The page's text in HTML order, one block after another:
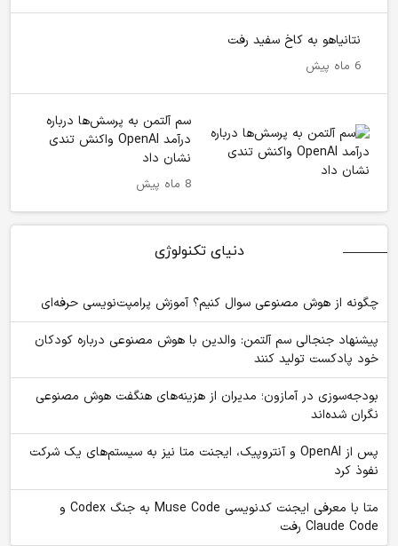
نتانیاهو به کاخ سفید رفت
6 ماه پیش
سم آلتمن به پرسش‌ها درباره
درآمد OpenAI واکنش تندی
نشان داد
8 ماه پیش
دنیای تکنولوژی
چگونه از هوش مصنوعی سوال کنیم؟ آموزش پرامپت‌نویسی حرفه‌ای
پیشنهاد جنجالی سم آلتمن: والدین با هوش مصنوعی درباره کودکان
خود پادکست تولید کنند
بودجه‌سوزی در آمازون؛ مدیران از هزینه‌های هنگفت هوش مصنوعی
نگران شده‌اند
پس از OpenAI و آنتروپیک، ایجنت متا نیز به سیستم‌های یک شرکت
نفوذ کرد
متا با معرفی ایجنت کدنویسی Muse Code به جنگ Codex و
Claude Code رفت